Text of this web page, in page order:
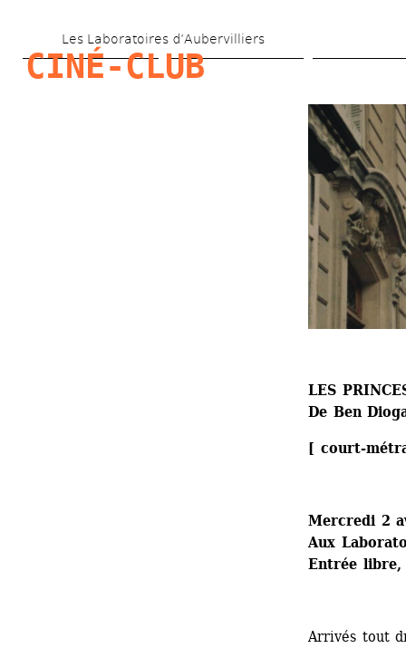
to
main
Les Laboratoires d’Aubervilliers
CINÉ-CLUB
LES
De Ben
[ court-
Mercredi 2
Aux
Entrée
Arrivés tout